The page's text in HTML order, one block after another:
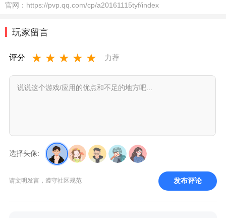
官网： https://pvp.qq.com/cp/a20161115tyf/index
玩家留言
评分 ★ ★ ★ ★ ★ 力荐
选择头像:
请文明发言，遵守社区规范 发布评论